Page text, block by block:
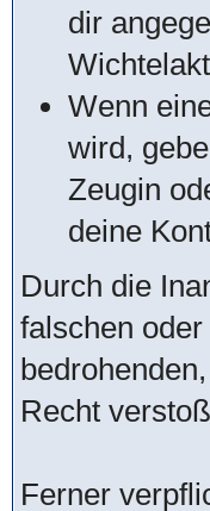
dir
Wenn
wird,
Zeugin
deine
Durch die
falschen
Recht
Ferner